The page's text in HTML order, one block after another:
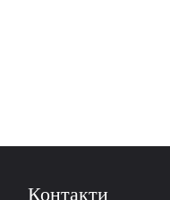
Контакти